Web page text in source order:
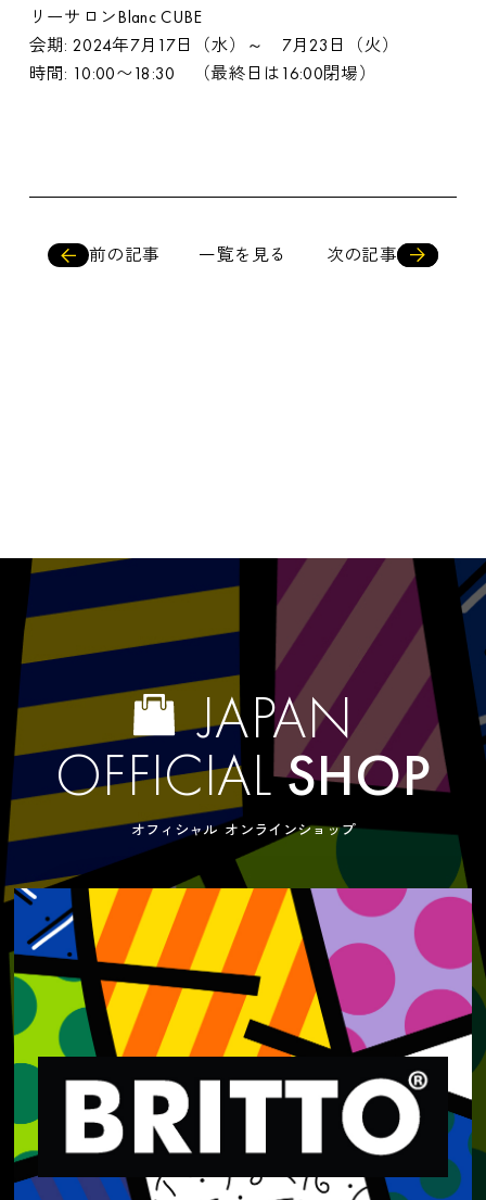
リーサロンBlanc CUBE
会期: 2024年7月17日（水）～ 7月23日（火）
時間: 10:00〜18:30 （最終日は16:00閉場）
前の記事 一覧を見る 次の記事
JAPAN
OFFICIALSHOP
オフィシャル オンラインショップ